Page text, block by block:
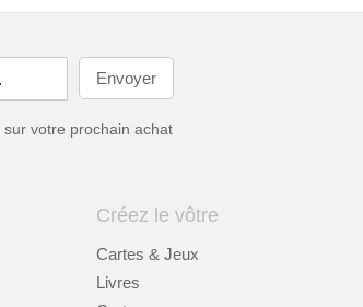
sur votre prochain achat
Créez le vôtre
Cartes & Jeux
Livres